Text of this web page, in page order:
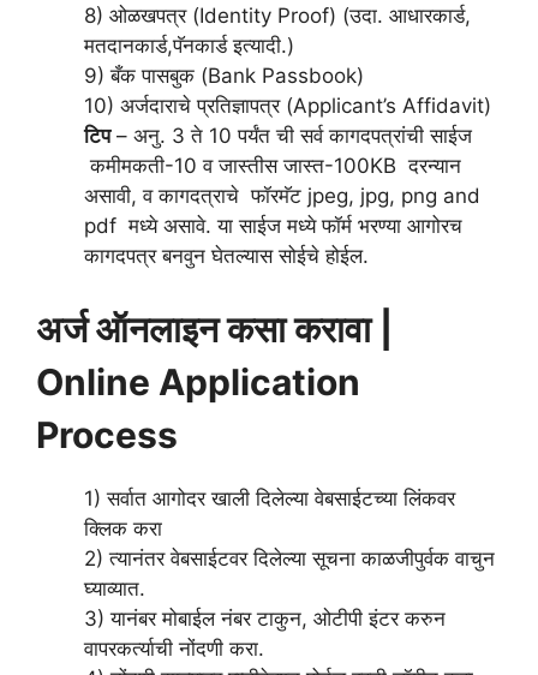
8) ओळखपत्र (Identity Proof) (उदा. आधारकार्ड,
मतदानकार्ड,पॅनकार्ड इत्यादी.)
9) बँक पासबुक (Bank Passbook)
10) अर्जदाराचे प्रतिज्ञापत्र (Applicant’s Affidavit)
टिप– अनु. 3 ते 10 पर्यंत ची सर्व कागदपत्रांची साईज
कमीमकती-10 व जास्तीस जास्त-100KB दरन्यान
असावी, व कागदत्राचे फॉरमॅट jpeg, jpg, png and
pdf मध्ये असावे. या साईज मध्ये फॉर्म भरण्या आगोरच
कागदपत्र बनवुन घेतल्यास सोईचे होईल.
अर्ज ऑनलाइन कसा करावा |
Online Application
Process
1) सर्वात आगोदर खाली दिलेल्या वेबसाईटच्या लिंकवर
क्लिक करा
2) त्यानंतर वेबसाईटवर दिलेल्या सूचना काळजीपुर्वक वाचुन
घ्याव्यात.
3) यानंबर मोबाईल नंबर टाकुन, ओटीपी इंटर करुन
वापरकर्त्याची नोंदणी करा.